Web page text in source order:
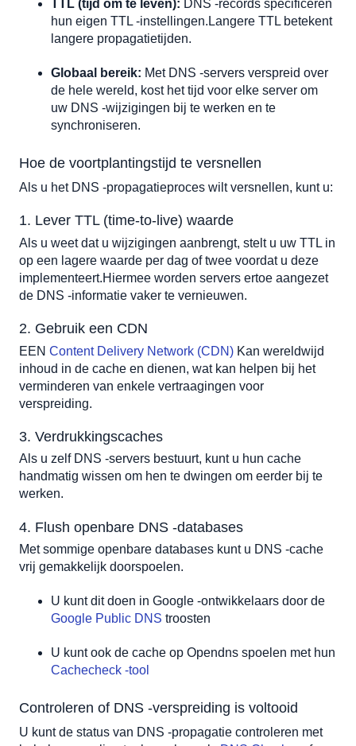
TTL (tijd om te leven): DNS -records specificeren
hun eigen TTL -instellingen.Langere TTL betekent
langere propagatietijden.
Globaal bereik: Met DNS -servers verspreid over
de hele wereld, kost het tijd voor elke server om
uw DNS -wijzigingen bij te werken en te
synchroniseren.
Hoe de voortplantingstijd te versnellen
Als u het DNS -propagatieproces wilt versnellen, kunt u:
1. Lever TTL (time-to-live) waarde
Als u weet dat u wijzigingen aanbrengt, stelt u uw TTL in
op een lagere waarde per dag of twee voordat u deze
implementeert.Hiermee worden servers ertoe aangezet
de DNS -informatie vaker te vernieuwen.
2. Gebruik een CDN
EEN Content Delivery Network (CDN) Kan wereldwijd
inhoud in de cache en dienen, wat kan helpen bij het
verminderen van enkele vertraagingen voor
verspreiding.
3. Verdrukkingscaches
Als u zelf DNS -servers bestuurt, kunt u hun cache
handmatig wissen om hen te dwingen om eerder bij te
werken.
4. Flush openbare DNS -databases
Met sommige openbare databases kunt u DNS -cache
vrij gemakkelijk doorspoelen.
Google Public DNS troosten
Cachecheck -tool
Controleren of DNS -verspreiding is voltooid
U kunt de status van DNS -propagatie controleren met